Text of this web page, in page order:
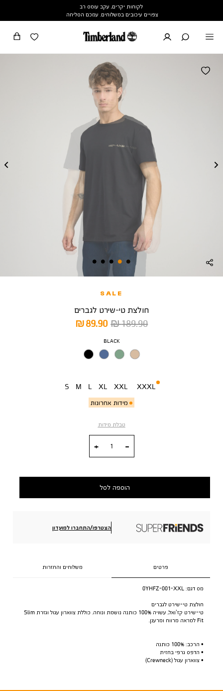
לקוחות יקרים, עקב עומס רב
צפויים עיכובים במשלוחים. עמכם הסליחה
SALE
חולצת טי-שירט לגברים
מחיר
מוצר
89.90 ₪
מחיר
189.90 ₪
צבע
BLACK
S M L XL XXL XXXL
מידות אחרונות
טבלת מידות
הוספה לסל
הצטרפו/התחברו למועדון
פרטים משלוחים והחזרות
מס דגם: 0YHFZ-001-XXL
חולצת טי-שירט לגברים
טי-שירט קז’ואל, עשויה 100% כותנה נושמת ונוחה. כוללת צווארון עגול וגזרת Slim
Fit למראה מרווח ומרענן.
• הרכב: 100% כותנה
• הדפס גרפי בחזית
• צווארון עגול (Crewneck)